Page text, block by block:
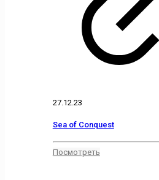
27.12.23
Sea of Conquest
Посмотреть